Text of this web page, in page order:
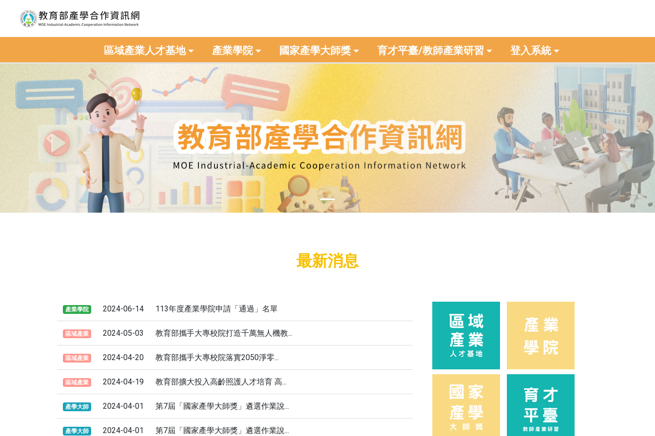
區域產業人才基地 產業學院 國家產學大師獎 育才平臺/教師產業研習 登入系統
Previous Next
最新消息
產業學院 2024-06-14 113年度產業學院申請「通過」名單
區域產業 2024-05-03 教育部攜手大專校院打造千萬無人機教...
區域產業 2024-04-20 教育部攜手大專校院落實2050淨零...
區域產業 2024-04-19 教育部擴大投入高齡照護人才培育 高...
產學大師 2024-04-01 第7屆「國家產學大師獎」遴選作業說...
產學大師 2024-04-01 第7屆「國家產學大師獎」遴選作業說...